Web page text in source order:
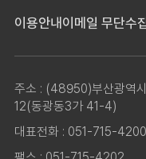
이용안내 이메일 무단수
주소 : (48950)부산광역
12(동광동3가 41-4)
대표전화 : 051-715-4200